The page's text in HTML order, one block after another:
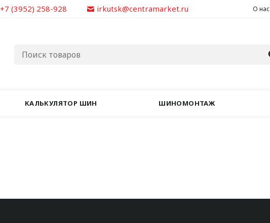
+7 (3952) 258-928 irkutsk@centramarket.ru О нас
КАЛЬКУЛЯТОР ШИН ШИНОМОНТАЖ